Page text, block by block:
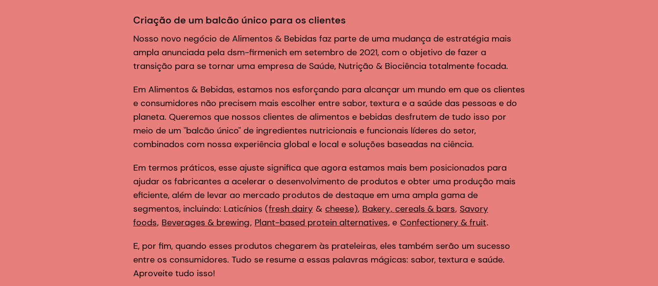
Criação de um balcão único para os clientes
Nosso novo negócio de Alimentos & Bebidas faz parte de uma mudança de estratégia mais
ampla anunciada pela dsm-firmenich em setembro de 2021, com o objetivo de fazer a
transição para se tornar uma empresa de Saúde, Nutrição & Biociência totalmente focada.
Em Alimentos & Bebidas, estamos nos esforçando para alcançar um mundo em que os clientes
e consumidores não precisem mais escolher entre sabor, textura e a saúde das pessoas e do
planeta. Queremos que nossos clientes de alimentos e bebidas desfrutem de tudo isso por
meio de um "balcão único" de ingredientes nutricionais e funcionais líderes do setor,
combinados com nossa experiência global e local e soluções baseadas na ciência.
Em termos práticos, esse ajuste significa que agora estamos mais bem posicionados para
ajudar os fabricantes a acelerar o desenvolvimento de produtos e obter uma produção mais
eficiente, além de levar ao mercado produtos de destaque em uma ampla gama de
segmentos, incluindo: Laticínios (fresh dairy & cheese), Bakery, cereals & bars, Savory
foods, Beverages & brewing, Plant-based protein alternatives, e Confectionery & fruit.
E, por fim, quando esses produtos chegarem às prateleiras, eles também serão um sucesso
entre os consumidores. Tudo se resume a essas palavras mágicas: sabor, textura e saúde.
Aproveite tudo isso!